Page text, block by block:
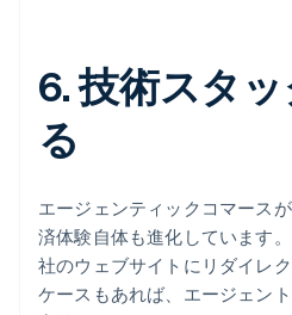
6. 技術スタ
る
エージェンティックコマース
済体験自体も進化しています
社のウェブサイトにリダイレ
ケースもあれば、エージェン